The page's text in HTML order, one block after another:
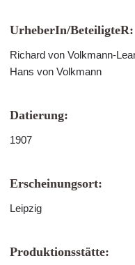
UrheberIn/BeteiligteR:
Richard von Volkmann-
Hans von Volkmann
Datierung:
1907
Erscheinungsort:
Leipzig
Produktionsstätte: